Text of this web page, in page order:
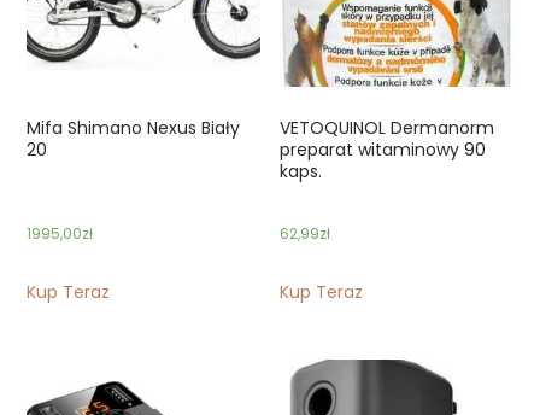
Mifa Shimano Nexus Biały
20
1995,00zł
Kup Teraz
VETOQUINOL Dermanorm
preparat witaminowy 90
kaps.
62,99zł
Kup Teraz